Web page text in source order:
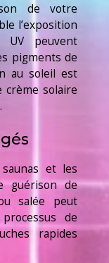
de votre
l’exposition
peuvent
pigments de
au soleil est
crème solaire
et les
guérison de
salée peut
de
rapides